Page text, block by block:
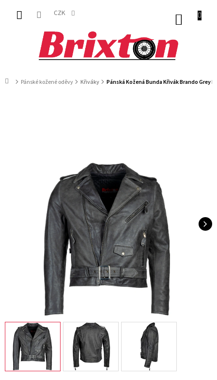
obsah
CZK
DomůPánské kožené oděvy Křiváky Pánská Kožená Bunda Křivák Brando Grey